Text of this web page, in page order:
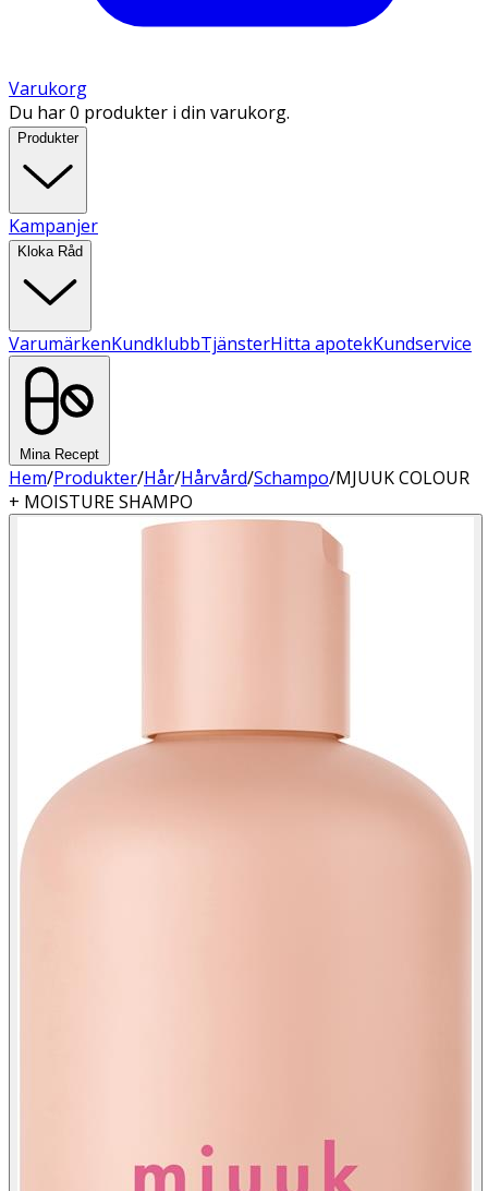
Varukorg
Du har 0 produkter i din varukorg.
Produkter
Kampanjer
Kloka Råd
VarumärkenKundklubbTjänsterHitta apotekKundservice
Mina Recept
Hem/Produkter/Hår/Hårvård/Schampo/MJUUK COLOUR
+ MOISTURE SHAMPO